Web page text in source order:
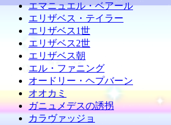
エマニュエル・ベアール
エリザベス・テイラー
エリザベス1世
エリザベス2世
エリザベス朝
エル・ファニング
オードリー・ヘプバーン
オオカミ
ガニュメデスの誘拐
カラヴァッジョ